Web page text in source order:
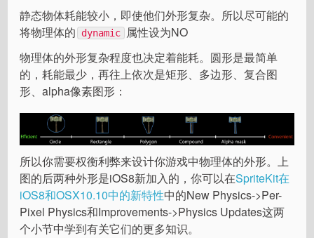
静态物体耗能较小，即使他们外形复杂。所以尽可能的
将物理体的
dynamic
属性设为NO
物理体的外形复杂程度也决定着能耗。圆形是最简单
的，耗能最少，再往上依次是矩形、多边形、复合图
形、alpha像素图形：
所以你需要权衡利弊来设计你游戏中物理体的外形。上
图的后两种外形是iOS8新加入的，你可以在SpriteKit在
iOS8和OSX10.10中的新特性中的New Physics->Per-
Pixel Physics和Improvements->Physics Updates这两
个小节中学到有关它们的更多知识。